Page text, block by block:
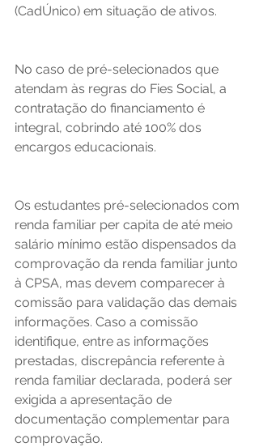
(CadÚnico) em situação de ativos.
No caso de pré-selecionados que
atendam às regras do Fies Social, a
contratação do financiamento é
integral, cobrindo até 100% dos
encargos educacionais.
Os estudantes pré-selecionados com
renda familiar per capita de até meio
salário mínimo estão dispensados da
comprovação da renda familiar junto
à CPSA, mas devem comparecer à
comissão para validação das demais
informações. Caso a comissão
identifique, entre as informações
prestadas, discrepância referente à
renda familiar declarada, poderá ser
exigida a apresentação de
documentação complementar para
comprovação.